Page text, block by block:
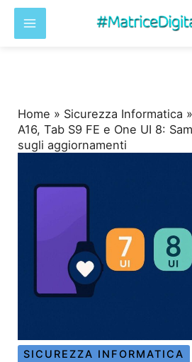
Home » Sicurezza Informatica »
A16, Tab S9 FE e One UI 8:
sugli aggiornamenti
SICUREZZA INFORMATICA